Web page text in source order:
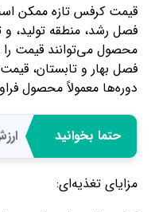
قیمت کرفس تازه ممکن
فصل رشد، منطقه تولید، و
محصول می‌توانند قیمت را
فصل بهار و تابستان،
دوره‌ها معمولاً محصول
حتما بخوانید
مزایای تغذیه‌ای: